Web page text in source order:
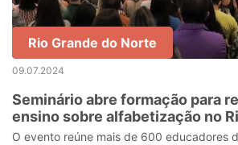
Rio Grande do Norte
09.07.2024
Seminário abre formação para
ensino sobre alfabetização no
Norte
O evento reúne mais de 600 educadores